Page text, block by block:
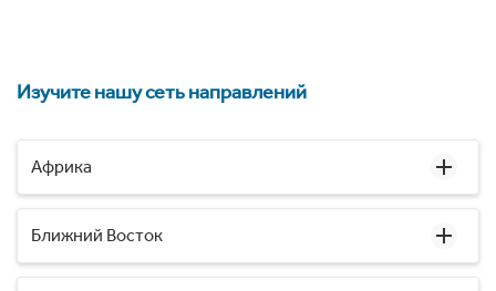
Изучите нашу сеть направлений
Африка
Ближний Восток